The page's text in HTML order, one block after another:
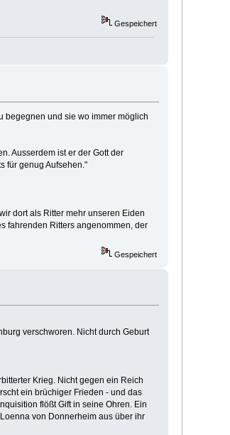
Gespeichert
begegnen und sie wo immer möglich
Ausserdem ist er der Gott der
für genug Aufsehen."
dort als Ritter mehr unseren Eiden
fahrenden Ritters angenommen, der
Gespeichert
verschworen. Nicht durch Geburt
Krieg. Nicht gegen ein Reich
ein brüchiger Frieden - und das
flößt Gift in seine Ohren. Ein
von Donnerheim aus über ihr